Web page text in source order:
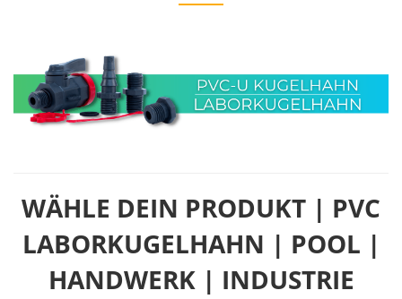
WÄHLE DEIN PRODUKT | PVC
LABORKUGELHAHN | POOL |
HANDWERK | INDUSTRIE